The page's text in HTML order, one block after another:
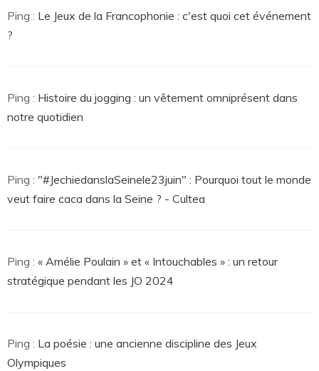
Ping : Le Jeux de la Francophonie : c'est quoi cet événement
?
Ping : Histoire du jogging : un vêtement omniprésent dans
notre quotidien
Ping : "#JechiedanslaSeinele23juin" : Pourquoi tout le monde
veut faire caca dans la Seine ? - Cultea
Ping : « Amélie Poulain » et « Intouchables » : un retour
stratégique pendant les JO 2024
Ping : La poésie : une ancienne discipline des Jeux
Olympiques